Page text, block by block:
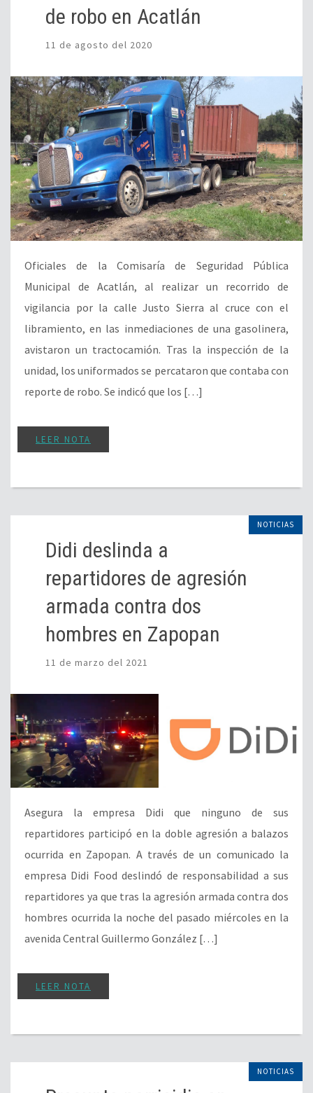
de robo en Acatlán
11 de agosto del 2020
Oficiales de la Comisaría de Seguridad Pública
Municipal de Acatlán, al realizar un recorrido de
vigilancia por la calle Justo Sierra al cruce con el
libramiento, en las inmediaciones de una gasolinera,
avistaron un tractocamión. Tras la inspección de la
unidad, los uniformados se percataron que contaba con
reporte de robo. Se indicó que los […]
LEER NOTA
NOTICIAS
Didi deslinda a
repartidores de agresión
armada contra dos
hombres en Zapopan
11 de marzo del 2021
Asegura la empresa Didi que ninguno de sus
repartidores participó en la doble agresión a balazos
ocurrida en Zapopan. A través de un comunicado la
empresa Didi Food deslindó de responsabilidad a sus
repartidores ya que tras la agresión armada contra dos
hombres ocurrida la noche del pasado miércoles en la
avenida Central Guillermo González […]
LEER NOTA
NOTICIAS